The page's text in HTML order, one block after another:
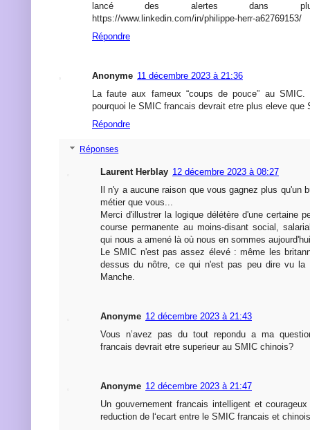
lancé des alertes dans
https://www.linkedin.com/in/philippe-herr-a62769153/
Répondre
Anonyme 11 décembre 2023 à 21:36
La faute aux fameux “coups de pouce” au
pourquoi le SMIC francais devrait etre plus eleve
Répondre
Réponses
Laurent Herblay 12 décembre 2023 à 08:27
Il n'y a aucune raison que vous gagnez plus qu'un
métier que vous...
Merci d'illustrer la logique délétère d'une certaine
course permanente au moins-disant social,
qui nous a amené là où nous en sommes
Le SMIC n'est pas assez élevé : même les
dessus du nôtre, ce qui n'est pas peu dire vu la
Manche.
Anonyme 12 décembre 2023 à 21:43
Vous n’avez pas du tout repondu a ma
francais devrait etre superieur au SMIC chinois?
Anonyme 12 décembre 2023 à 21:47
Un gouvernement francais intelligent et
reduction de l‘ecart entre le SMIC francais et